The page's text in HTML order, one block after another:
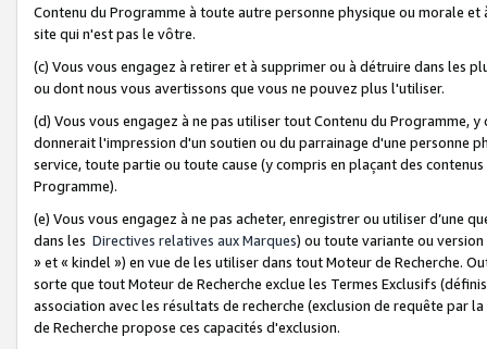
Contenu du Programme à toute autre personne physique ou morale
site qui n'est pas le vôtre.
(c) Vous vous engagez à retirer et à supprimer ou à détruire dans les
ou dont nous vous avertissons que vous ne pouvez plus l'utiliser.
(d) Vous vous engagez à ne pas utiliser tout Contenu du Programme,
donnerait l'impression d'un soutien ou du parrainage d'une personne
service, toute partie ou toute cause (y compris en plaçant des
Programme).
(e) Vous vous engagez à ne pas acheter, enregistrer ou utiliser d’une
dans les Directives relatives aux Marques) ou toute variante ou
» et « kindel ») en vue de les utiliser dans tout Moteur de Recherche.
sorte que tout Moteur de Recherche exclue les Termes Exclusifs
association avec les résultats de recherche (exclusion de requête
de Recherche propose ces capacités d'exclusion.